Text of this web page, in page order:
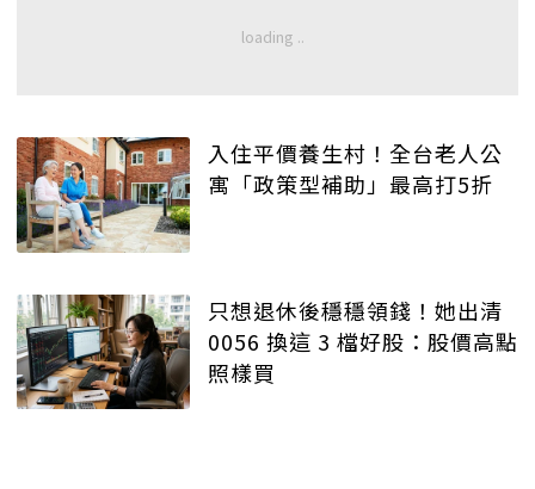
入住平價養生村！全台老人公
寓「政策型補助」最高打5折
只想退休後穩穩領錢！她出清
0056 換這 3 檔好股：股價高點
照樣買